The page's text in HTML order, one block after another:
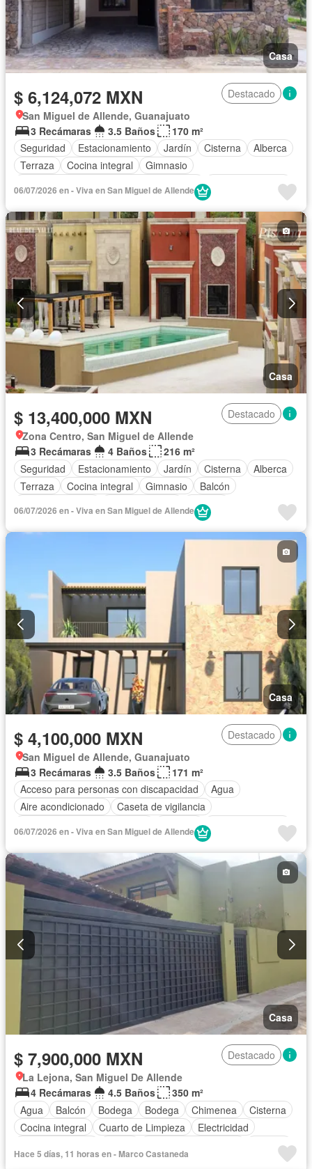
Casa
$ 6,124,072 MXN
Destacado
San Miguel de Allende, Guanajuato
3 Recámaras
3.5 Baños
170 m²
Seguridad
Estacionamiento Jardín Cisterna
Alberca
Terraza
Cocina integral
Gimnasio
Acceso para personas con discapacidad
Cocina equipada
Internet
Aire acondicionado
Circuito cerrado de televisión
Electricidad
Azotea Jacuzzi
Agua
Cuarto de Limpieza
Cancha de tenis
Televisión por cable
Calefacción
Asador Zonas verdes
Vista panorámica
Recámara con closet
Caseta de vigilancia
Sauna
Conserje
Sin amueblar
06/07/2026 en - Viva en San Miguel de Allende
Casa
$ 13,400,000 MXN
Destacado
Zona Centro, San Miguel de Allende
3 Recámaras
4 Baños
216 m²
Seguridad
Estacionamiento Jardín Cisterna
Alberca
Terraza
Cocina integral Gimnasio
Balcón
Internet
Circuito cerrado de televisión
Electricidad
Cuarto de Limpieza
Vista panorámica
Recámara con closet
Caseta de vigilancia
Conserje Sin amueblar
06/07/2026 en - Viva en San Miguel de Allende
Casa
$ 4,100,000 MXN
Destacado
San Miguel de Allende, Guanajuato
3 Recámaras
3.5 Baños
171 m²
Acceso para personas con discapacidad
Agua
Aire acondicionado
Caseta de vigilancia
Cisterna
Cocina equipada
Estacionamiento
Internet
Jardín
Recámara con closet Vista panorámica
Wifi
Sin amueblar
06/07/2026 en - Viva en San Miguel de Allende
Casa
$ 7,900,000 MXN
Destacado
La Lejona, San Miguel De Allende
4 Recámaras
4.5 Baños
350 m²
Agua
Balcón Bodega Bodega Chimenea
Cisterna
Cocina integral
Cuarto de Limpieza
Electricidad
Terraza
Sin amueblar
Hace 5 días, 11 horas en - Marco Castaneda